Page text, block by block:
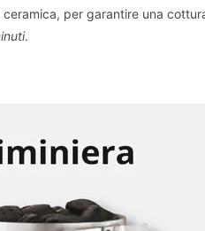
ceramica, per garantire una
.